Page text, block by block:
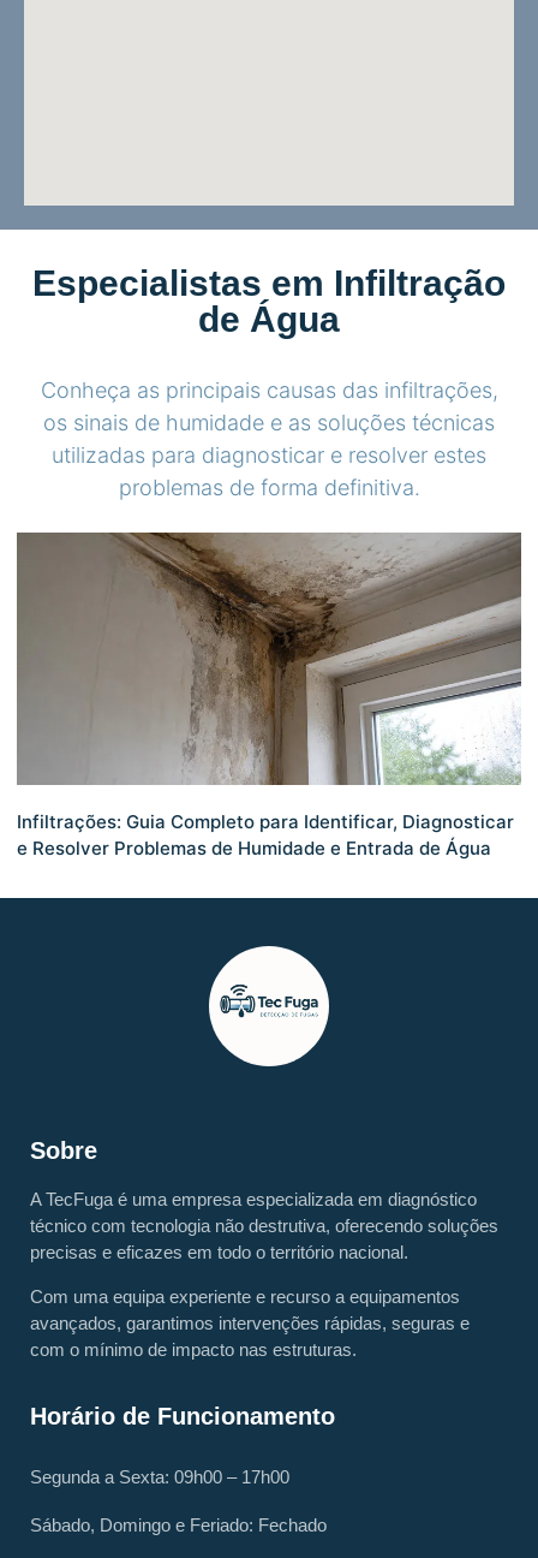
Especialistas em Infiltração
de Água
Conheça as principais causas das infiltrações,
os sinais de humidade e as soluções técnicas
utilizadas para diagnosticar e resolver estes
problemas de forma definitiva.
Infiltrações: Guia Completo para Identificar, Diagnosticar
e Resolver Problemas de Humidade e Entrada de Água
Sobre
A TecFuga é uma empresa especializada em diagnóstico
técnico com tecnologia não destrutiva, oferecendo soluções
precisas e eficazes em todo o território nacional.
Com uma equipa experiente e recurso a equipamentos
avançados, garantimos intervenções rápidas, seguras e
com o mínimo de impacto nas estruturas.
Horário de Funcionamento
Segunda a Sexta: 09h00 – 17h00
Sábado, Domingo e Feriado: Fechado